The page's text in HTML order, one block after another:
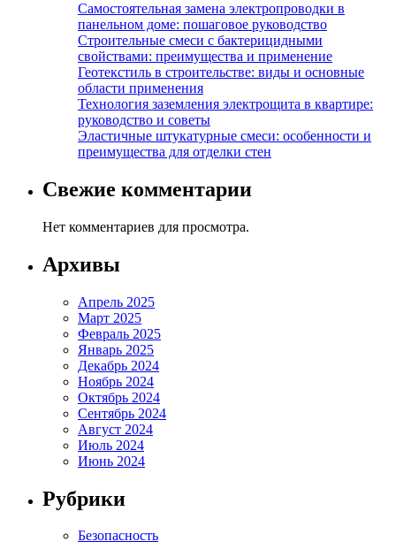
Самостоятельная замена электропроводки в
панельном доме: пошаговое руководство
Строительные смеси с бактерицидными
свойствами: преимущества и применение
Геотекстиль в строительстве: виды и основные
области применения
Технология заземления электрощита в квартире:
руководство и советы
Эластичные штукатурные смеси: особенности и
преимущества для отделки стен
Свежие комментарии
Нет комментариев для просмотра.
Архивы
Апрель 2025
Март 2025
Февраль 2025
Январь 2025
Декабрь 2024
Ноябрь 2024
Октябрь 2024
Сентябрь 2024
Август 2024
Июль 2024
Июнь 2024
Рубрики
Безопасность